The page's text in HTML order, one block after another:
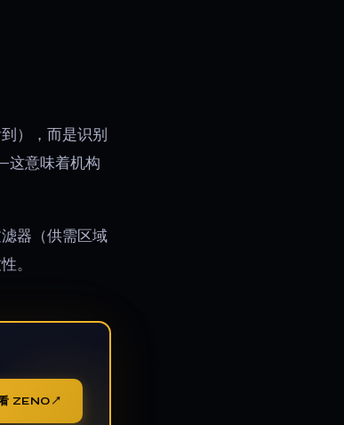
），而是识别
这意味着机构
器（供需区域
。
ZENO